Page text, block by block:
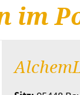
im